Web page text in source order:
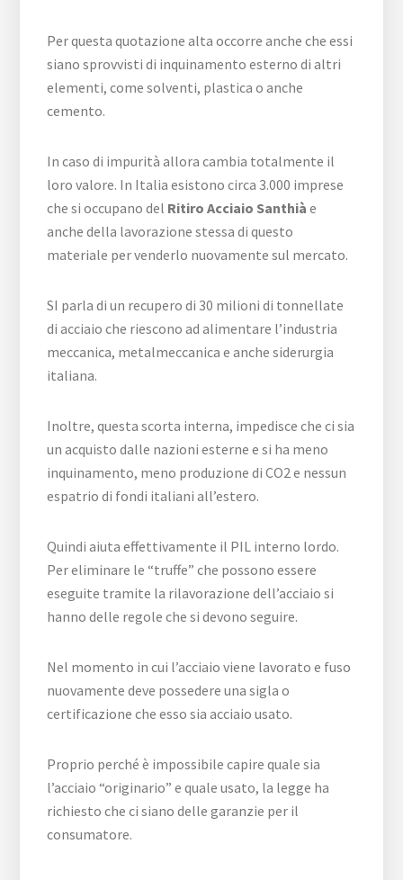
Per questa quotazione alta occorre anche che essi
siano sprovvisti di inquinamento esterno di altri
elementi, come solventi, plastica o anche
cemento.
In caso di impurità allora cambia totalmente il
loro valore. In Italia esistono circa 3.000 imprese
che si occupano del Ritiro Acciaio Santhià e
anche della lavorazione stessa di questo
materiale per venderlo nuovamente sul mercato.
SI parla di un recupero di 30 milioni di tonnellate
di acciaio che riescono ad alimentare l’industria
meccanica, metalmeccanica e anche siderurgia
italiana.
Inoltre, questa scorta interna, impedisce che ci sia
un acquisto dalle nazioni esterne e si ha meno
inquinamento, meno produzione di CO2 e nessun
espatrio di fondi italiani all’estero.
Quindi aiuta effettivamente il PIL interno lordo.
Per eliminare le “truffe” che possono essere
eseguite tramite la rilavorazione dell’acciaio si
hanno delle regole che si devono seguire.
Nel momento in cui l’acciaio viene lavorato e fuso
nuovamente deve possedere una sigla o
certificazione che esso sia acciaio usato.
Proprio perché è impossibile capire quale sia
l’acciaio “originario” e quale usato, la legge ha
richiesto che ci siano delle garanzie per il
consumatore.